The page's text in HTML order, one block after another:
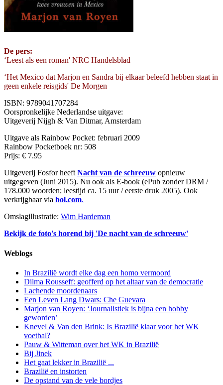
De pers:
‘Leest als een roman' NRC Handelsblad
‘Het Mexico dat Marjon en Sandra bij elkaar beleefd hebben staat in
geen enkele reisgids' De Morgen
ISBN: 9789041707284
Oorspronkelijke Nederlandse uitgave:
Uitgeverij Nijgh & Van Ditmar, Amsterdam
Uitgave als Rainbow Pocket: februari 2009
Rainbow Pocketboek nr: 508
Prijs: € 7.95
Uitgeverij Fosfor heeft Nacht van de schreeuw opnieuw
uitgegeven (Juni 2015). Nu ook als E-book (ePub zonder DRM /
178.000 woorden; leestijd ca. 15 uur / eerste druk 2005). Ook
verkrijgbaar via bol.com.
Omslagillustratie: Wim Hardeman
Bekijk de foto's horend bij 'De nacht van de schreeuw'
Weblogs
In Brazilië wordt elke dag een homo vermoord
Dilma Rousseff: geofferd op het altaar van de democratie
Lachende moordenaars
Een Leven Lang Dwars: Che Guevara
Marjon van Royen: ‘Journalistiek is bijna een hobby
geworden’
Knevel & Van den Brink: Is Brazilië klaar voor het WK
voetbal?
Pauw & Witteman over het WK in Brazilië
Bij Jinek
Het gaat lekker in Brazilië ...
Brazilië en instorten
De opstand van de vele bordjes